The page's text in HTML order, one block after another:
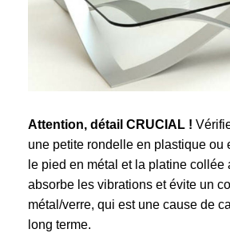
Attention, détail CRUCIAL !
une petite rondelle en plastique ou
le pied en métal et la platine collée
absorbe les vibrations et évite un
métal/verre, qui est une cause de
long terme.